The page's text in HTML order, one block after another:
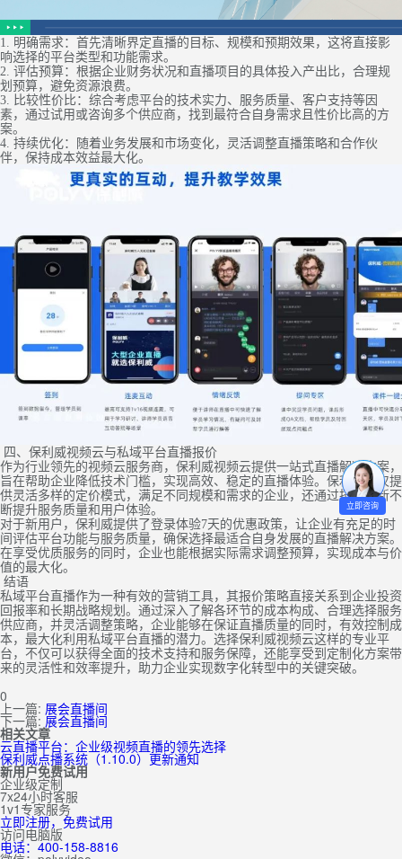
1. 明确需求：首先清晰界定直播的目标、规模和预期效果，这将直接影
响选择的平台类型和功能需求。
2. 评估预算：根据企业财务状况和直播项目的具体投入产出比，合理规
划预算，避免资源浪费。
3. 比较性价比：综合考虑平台的技术实力、服务质量、客户支持等因
素，通过试用或咨询多个供应商，找到最符合自身需求且性价比高的方
案。
4. 持续优化：随着业务发展和市场变化，灵活调整直播策略和合作伙
伴，保持成本效益最大化。
四、保利威视频云与私域平台直播报价
作为行业领先的视频云服务商，保利威视频云提供一站式直播解决方案，
旨在帮助企业降低技术门槛，实现高效、稳定的直播体验。保利威不仅提
供灵活多样的定价模式，满足不同规模和需求的企业，还通过技术创新不
断提升服务质量和用户体验。
对于新用户，保利威提供了登录体验7天的优惠政策，让企业有充足的时
间评估平台功能与服务质量，确保选择最适合自身发展的直播解决方案。
在享受优质服务的同时，企业也能根据实际需求调整预算，实现成本与价
值的最大化。
结语
私域平台直播作为一种有效的营销工具，其报价策略直接关系到企业投资
回报率和长期战略规划。通过深入了解各环节的成本构成、合理选择服务
供应商，并灵活调整策略，企业能够在保证直播质量的同时，有效控制成
本，最大化利用私域平台直播的潜力。选择保利威视频云这样的专业平
台，不仅可以获得全面的技术支持和服务保障，还能享受到定制化方案带
来的灵活性和效率提升，助力企业实现数字化转型中的关键突破。
0
上一篇: 展会直播间
下一篇: 展会直播间
相关文章
云直播平台：企业级视频直播的领先选择
保利威点播系统（1.10.0）更新通知
新用户免费试用
企业级定制
7x24小时客服
1v1专家服务
立即注册，免费试用
访问电脑版
电话：400-158-8816
立即咨询